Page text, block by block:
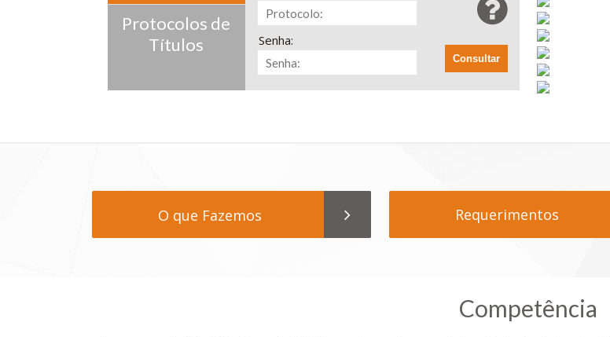
Protocolos de
Títulos
Senha:
Consultar
O que Fazemos Requerimentos
Competência